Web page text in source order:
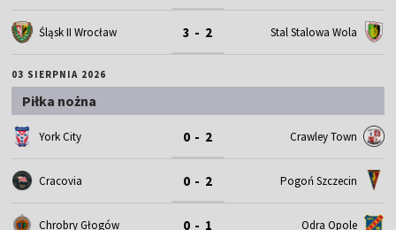
Śląsk II Wrocław 3 - 2 Stal Stalowa Wola
03 SIERPNIA 2026
Piłka nożna
York City 0 - 2 Crawley Town
Cracovia 0 - 2 Pogoń Szczecin
Chrobry Głogów 0 - 1 Odra Opole